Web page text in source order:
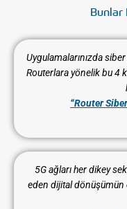
Bunlar
Uygulamalarınızda
Routerlara yönelik bu 4
“Router
5G ağları her dikey
eden dijital dönüşümün